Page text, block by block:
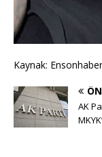
Kaynak: Ensonhaber
AK